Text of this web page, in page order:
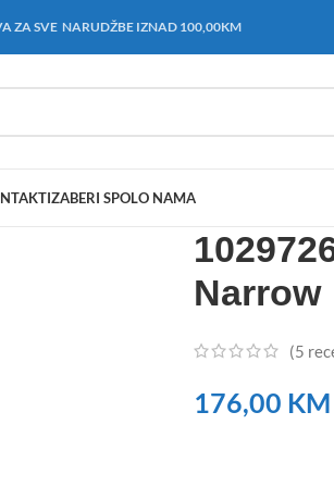
ZA SVE NARUDŽBE IZNAD 100,00KM
IZABERI SPOLO NAMA
Narrow
(5
176,00 KM